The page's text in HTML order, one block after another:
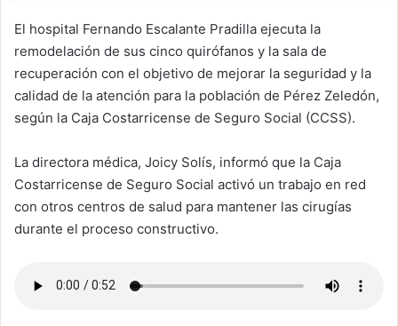
El hospital Fernando Escalante Pradilla ejecuta la
remodelación de sus cinco quirófanos y la sala de
recuperación con el objetivo de mejorar la seguridad y la
calidad de la atención para la población de Pérez Zeledón,
según la Caja Costarricense de Seguro Social (CCSS).
La directora médica, Joicy Solís, informó que la Caja
Costarricense de Seguro Social activó un trabajo en red
con otros centros de salud para mantener las cirugías
durante el proceso constructivo.